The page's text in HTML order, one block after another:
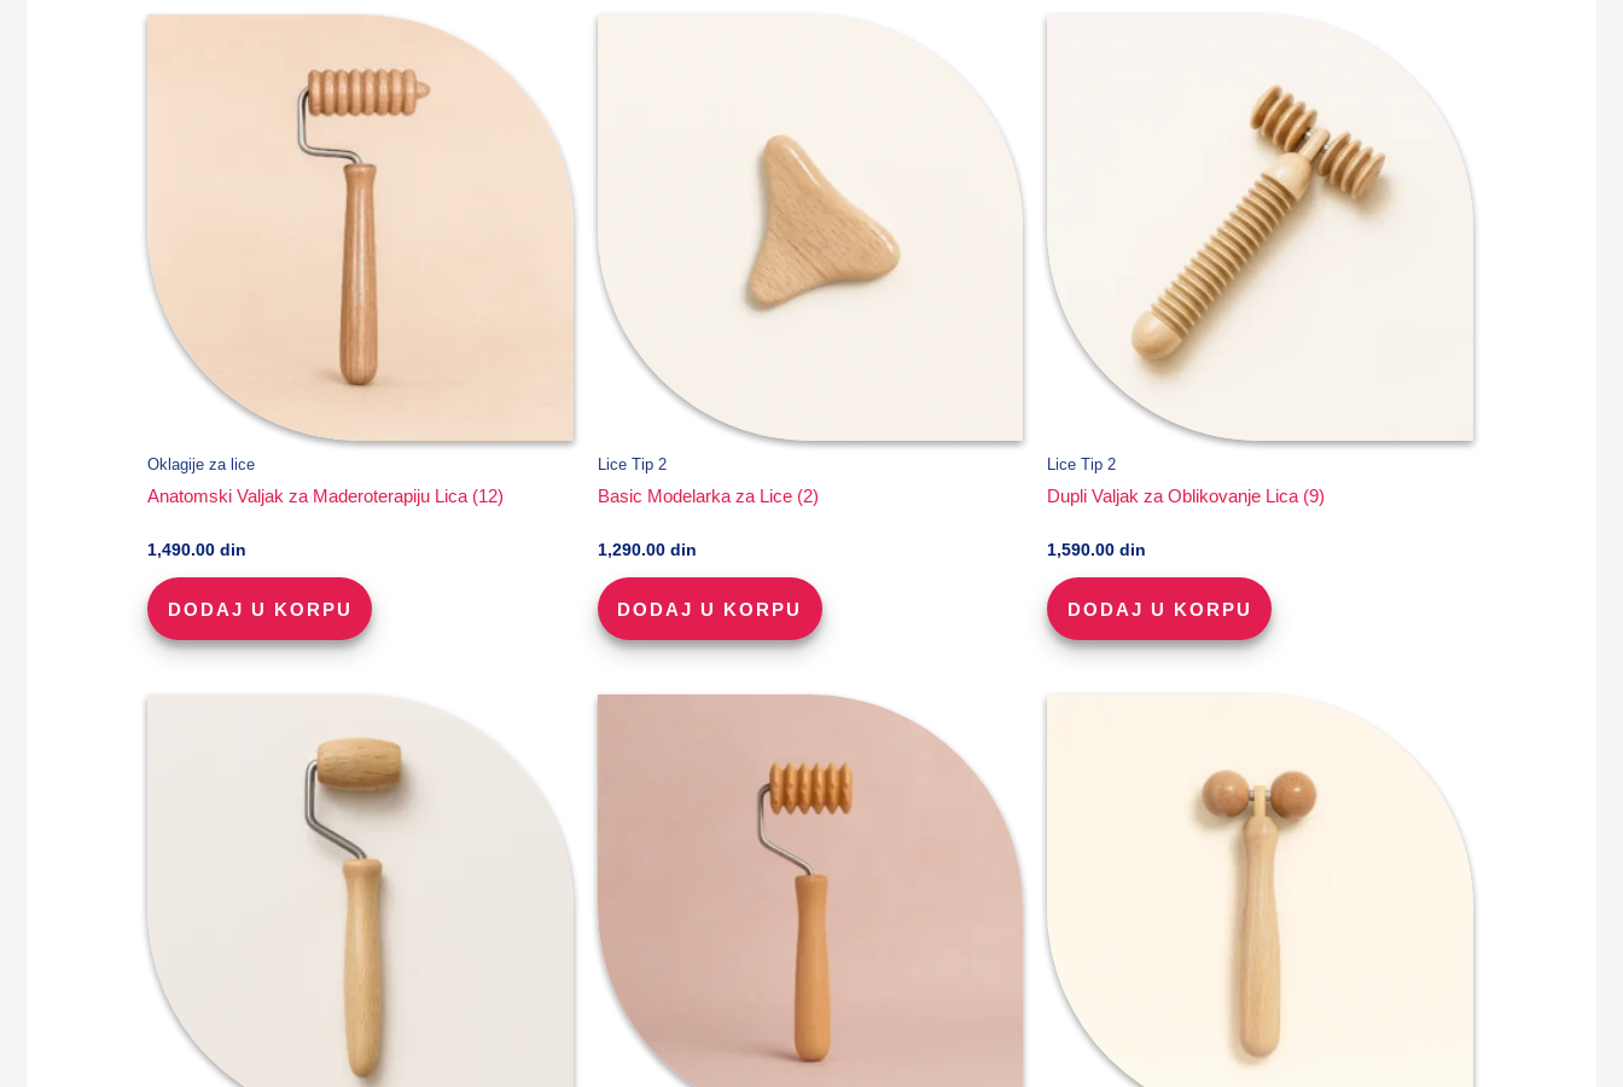
Oklagije za lice
Anatomski Valjak za Maderoterapiju Lica (12)
1,490.00din
DODAJ U KORPU
Lice Tip 2
Basic Modelarka za Lice (2)
1,290.00 din
DODAJ U KORPU
Lice Tip 2
Dupli Valjak za Oblikovanje Lica (9)
1,590.00din
DODAJ U KORPU